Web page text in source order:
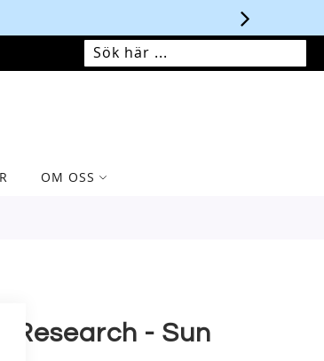
SÖK SÖK
MIN VARUKORG
OM OSS
Research - Sun